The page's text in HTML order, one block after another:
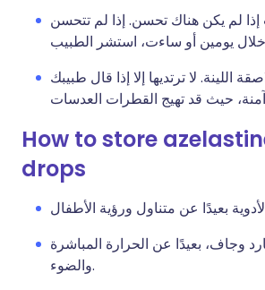
لم يكن هناك تحسن. إذا لم تتحسن
اللينة. لا ترتديها إلا إذا قال طبيبك
How to store
drops
وجاف، بعيدًا عن الحرارة المباشرة
والضوء.